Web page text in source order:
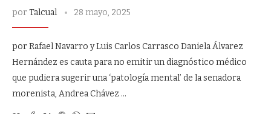
porTalcual 28 mayo, 2025
por Rafael Navarro y Luis Carlos Carrasco Daniela Álvarez
Hernández es cauta para no emitir un diagnóstico médico
que pudiera sugerir una ‘patología mental’ de la senadora
morenista, Andrea Chávez …